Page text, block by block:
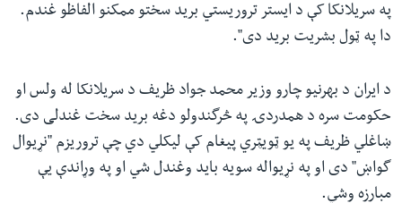
په سریلانکا کې د ایستر تروریستي برید سختو ممکنو الفاظو غندم.
دا په ټول بشریت برید دی".
د ایران د بهرنیو چارو وزیر محمد جواد ظریف د سریلانکا له ولس او
حکومت سره د همدردۍ په څرگندولو دغه برید سخت غندلی دی.
ښاغلي ظریف په یو ټویټري پیغام کې لیکلي دي چې تروریزم "نړیوال
گواښ" دی او په نړیواله سویه باید وغندل شي او په وړاندې یې
مبارزه وشي.